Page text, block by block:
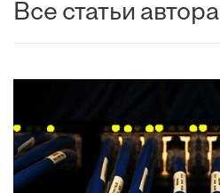
Все статьи автора